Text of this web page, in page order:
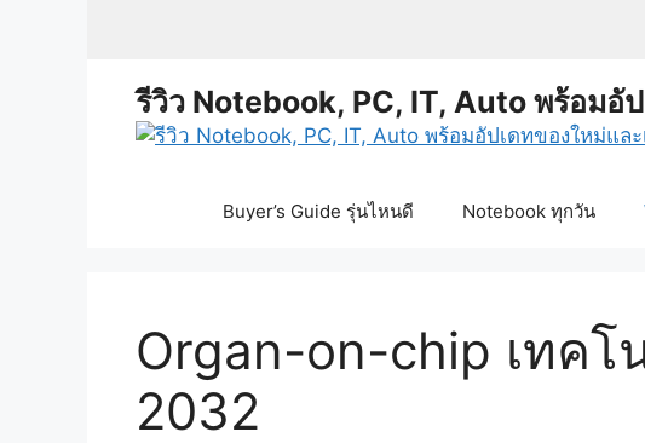
รีวิว Notebook, PC, IT, Auto พร้อมอั
Buyer’s Guide รุ่นไหนดี Notebook ทุกวัน
Organ-on-chip เทคโ
2032